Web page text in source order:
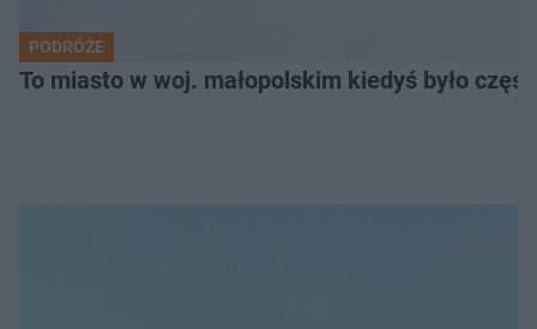
PODRÓŻE
To miasto w woj. małopolskim kiedyś było